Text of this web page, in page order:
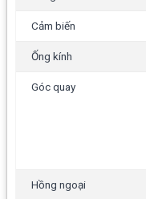
Cảm biến
Ống kính
Góc quay
Hồng ngoại